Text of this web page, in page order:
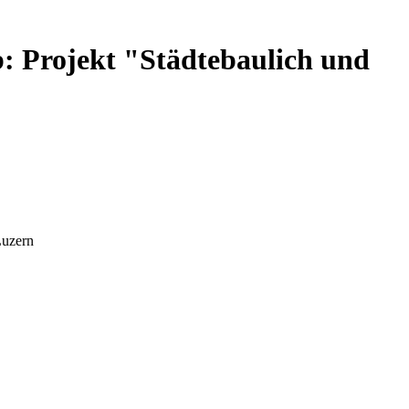
Projekt "Städtebaulich und